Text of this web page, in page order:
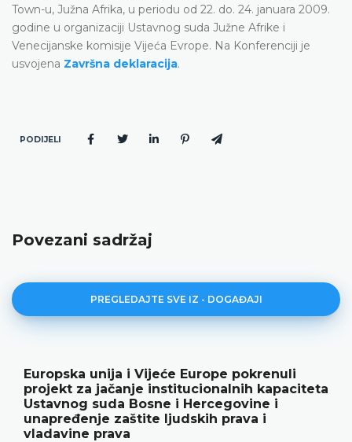
Town-u, Južna Afrika, u periodu od 22. do. 24. januara 2009.
godine u organizaciji Ustavnog suda Južne Afrike i
Venecijanske komisije Vijeća Evrope. Na Konferenciji je
usvojena Završna deklaracija.
PODIJELI
Povezani sadržaj
PREGLEDAJTE SVE IZ - DOGAĐAJI
Europska unija i Vijeće Europe pokrenuli
projekt za jačanje institucionalnih kapaciteta
Ustavnog suda Bosne i Hercegovine i
unapređenje zaštite ljudskih prava i
vladavine prava